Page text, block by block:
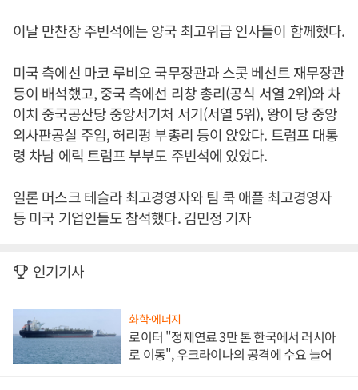
이날 만찬장 주빈석에는 양국 최고위급 인사들이 함께했다.
미국 측에선 마코 루비오 국무장관과 스콧 베선트 재무장관
등이 배석했고, 중국 측에선 리창 총리(공식 서열 2위)와 차
이치 중국공산당 중앙서기처 서기(서열 5위), 왕이 당 중앙
외사판공실 주임, 허리펑 부총리 등이 앉았다. 트럼프 대통
령 차남 에릭 트럼프 부부도 주빈석에 있었다.
일론 머스크 테슬라 최고경영자와 팀 쿡 애플 최고경영자
등 미국 기업인들도 참석했다. 김민정 기자
인기기사
화학·에너지
로이터 "정제연료 3만 톤 한국에서 러시아
로 이동", 우크라이나의 공격에 수요 늘어